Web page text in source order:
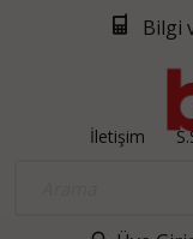
Bilgi
İletişim